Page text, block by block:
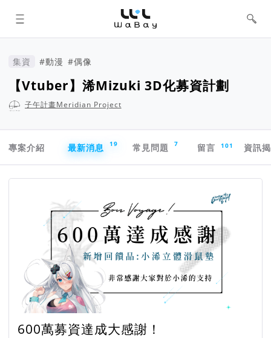
WaBay 挖貝 | 台灣最值得信賴的群眾
集資 / 群眾募資平台
集資 #動漫 #偶像
【Vtuber】浠Mizuki 3D化募資計劃
子午計畫Meridian Project
專案介紹
最新消息 19 常見問題 7 留言 101 資訊
600萬募資達成大感謝！